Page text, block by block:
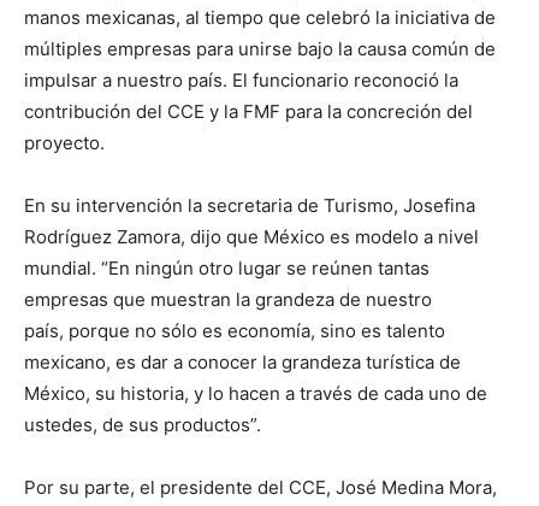
manos mexicanas, al tiempo que celebró la iniciativa de
múltiples empresas para unirse bajo la causa común de
impulsar a nuestro país. El funcionario reconoció la
contribución del CCE y la FMF para la concreción del
proyecto.
En su intervención la secretaria de Turismo, Josefina
Rodríguez Zamora, dijo que México es modelo a nivel
mundial. “En ningún otro lugar se reúnen tantas
empresas que muestran la grandeza de nuestro
país, porque no sólo es economía, sino es talento
mexicano, es dar a conocer la grandeza turística de
México, su historia, y lo hacen a través de cada uno de
ustedes, de sus productos”.
Por su parte, el presidente del CCE, José Medina Mora,